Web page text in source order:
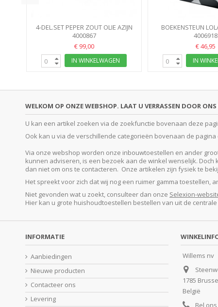
4-DEL.SET PEPER ZOUT OLIE AZIJN
MAT
4000867
€ 99,00
IN WINKELWAGEN
BOEKENSTEUN
4006918
€ 46,95
IN
WELKOM OP ONZE WEBSHOP. LAAT U VERRASSEN DOOR
U kan een artikel zoeken via de zoekfunctie bovenaan deze
Ook kan u via de verschillende categorieën bovenaan de
Via onze webshop worden onze inbouwtoestellen en ander
kunnen adviseren, is een bezoek aan de winkel wenselijk.
dan niet om ons te contacteren. Onze artikelen zijn fysiek te
Het spreekt voor zich dat wij nog een ruimer gamma toestellen,
Niet gevonden wat u zoekt, consulteer dan onze Selexion-
Hier kan u grote huishoudtoestellen bestellen van uit de
INFORMATIE
Aanbiedingen
Nieuwe producten
Contacteer ons
Levering
Willems nv
1785
België
Bel